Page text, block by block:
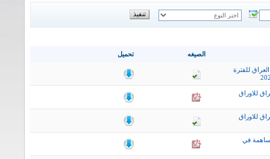
تحميل الصيغه
للفترة
للاوراق
للاوراق
في